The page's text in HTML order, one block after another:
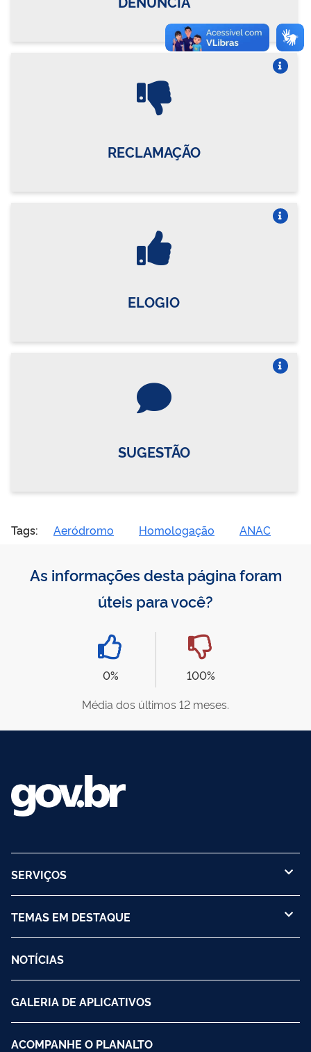
RECLAMAÇÃO
ELOGIO
SUGESTÃO
Tags: Aeródromo Homologação ANAC
As informações desta página foram
úteis para você?
0%
100%
Média dos últimos 12 meses.
SERVIÇOS
TEMAS EM DESTAQUE
NOTÍCIAS
GALERIA DE APLICATIVOS
ACOMPANHE O PLANALTO